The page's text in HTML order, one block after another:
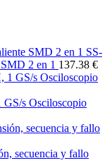
SS-
2 en 1 137.38 €
s Osciloscopio
secuencia y fallo